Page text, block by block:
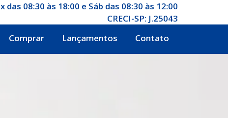
das 08:30 às 18:00 e Sáb das 08:30 às 12:00
CRECI-SP: J.25043
Comprar Lançamentos Contato